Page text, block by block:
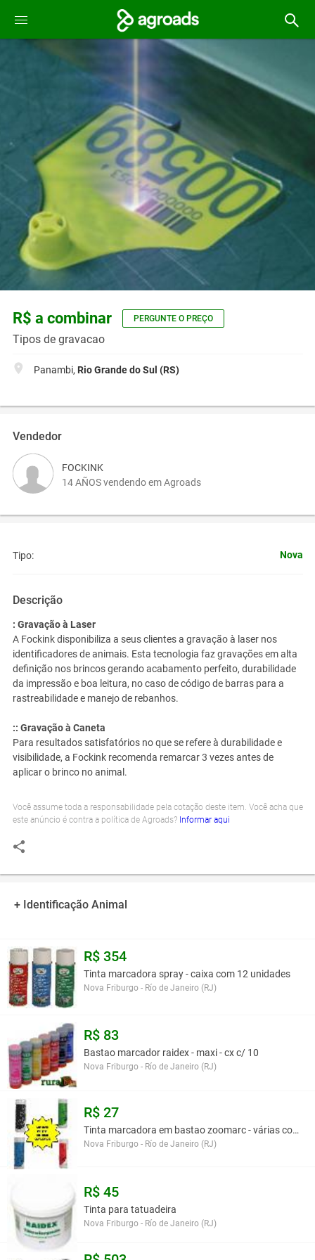
R$ a combinar PERGUNTE O PREÇO
Tipos de gravacao
Panambi, Rio Grande do Sul (RS)
Vendedor
FOCKINK
14 AÑOS vendendo em Agroads
Tipo: Nova
Descrição
: Gravação à Laser
A Fockink disponibiliza a seus clientes a gravação à laser nos
identificadores de animais. Esta tecnologia faz gravações em alta
definição nos brincos gerando acabamento perfeito, durabilidade
da impressão e boa leitura, no caso de código de barras para a
rastreabilidade e manejo de rebanhos.
:: Gravação à Caneta
Para resultados satisfatórios no que se refere à durabilidade e
visibilidade, a Fockink recomenda remarcar 3 vezes antes de
aplicar o brinco no animal.
Você assume toda a responsabilidade pela cotação deste item. Você acha que
este anúncio é contra a política de Agroads? Informar aqui
+ Identificação Animal
R$ 354
Tinta marcadora spray - caixa com 12 unidades
Nova Friburgo - Río de Janeiro (RJ)
R$ 83
Bastao marcador raidex - maxi - cx c/ 10
Nova Friburgo - Río de Janeiro (RJ)
R$ 27
Tinta marcadora em bastao zoomarc - várias cores -
Nova Friburgo - Río de Janeiro (RJ)
R$ 45
Tinta para tatuadeira
Nova Friburgo - Río de Janeiro (RJ)